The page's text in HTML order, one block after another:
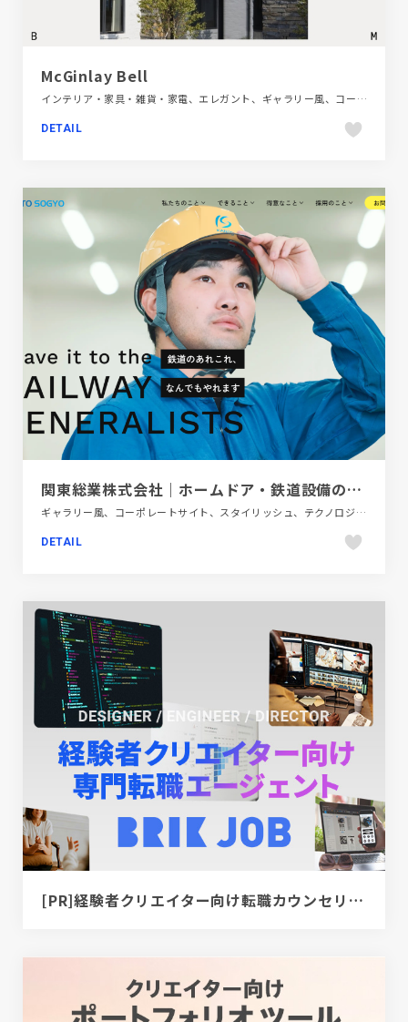
McGinlay Bell
インテリア・家具・雑貨・家電、エレガント、ギャラリー風、コーポレートサイト、シンプル、スタイリッシュ、タイポグラフィー、ベージュ・ゴールド系、大きめ写真、海外サイト
DETAIL
関東総業株式会社｜ホームドア・鉄道設備の施工・保守・検査なんでもおまかせ
ギャラリー風、コーポレートサイト、スタイリッシュ、テクノロジー・サイエンス、ブルー系、手書き・ハンドメイド
DETAIL
[PR]経験者クリエイター向け転職カウンセリング｜デザイナー / ディレクター / エンジニア